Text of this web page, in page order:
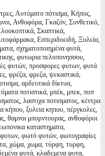
Αυτόματο πότισμα, Κήπος,
Ανθοφόρα, Γκαζόν, Συνθετικό,
Σκαπτικά,
Εσπεριδοειδή, Ξυλεία,
σχηματοποιημένα φυτά,
φυτωρια πελοπονησσου,
φυτών, προσφορες φυτων, φυτά
φρέζα, φρεζα, ψεκαστικά,
αρδευτικά δίκτυα,
ποτιστικά, μπέκ, μπεκ, ποπ
λαστιχα ποτισματος, κέντρα
κήπου, ξυλεια κηπου, πέργκολες,
θαμνοι μπορντουρας, ανθοφόροι
καταστηματα,
φυτων, φωτό φυτών, φωτογραφίες
χώμα, χωμα, τύρφη, τυρφη,
φυτά, κλαδεμενα φυτα,